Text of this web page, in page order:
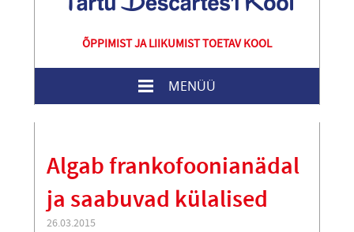
ÕPPIMIST JA LIIKUMIST TOETAV KOOL
MENÜÜ
Algab frankofoonianädal
ja saabuvad külalised
26.03.2015